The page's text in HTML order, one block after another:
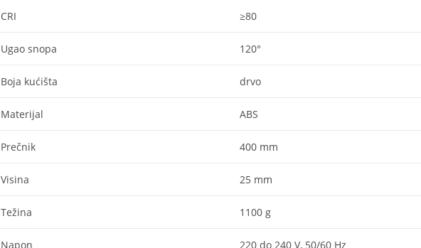
CRI ≥80
Ugao snopa 120°
Boja kućišta drvo
Materijal ABS
Prečnik 400 mm
Visina 25 mm
Težina 1100 g
Napon 220 do 240 V, 50/60 Hz